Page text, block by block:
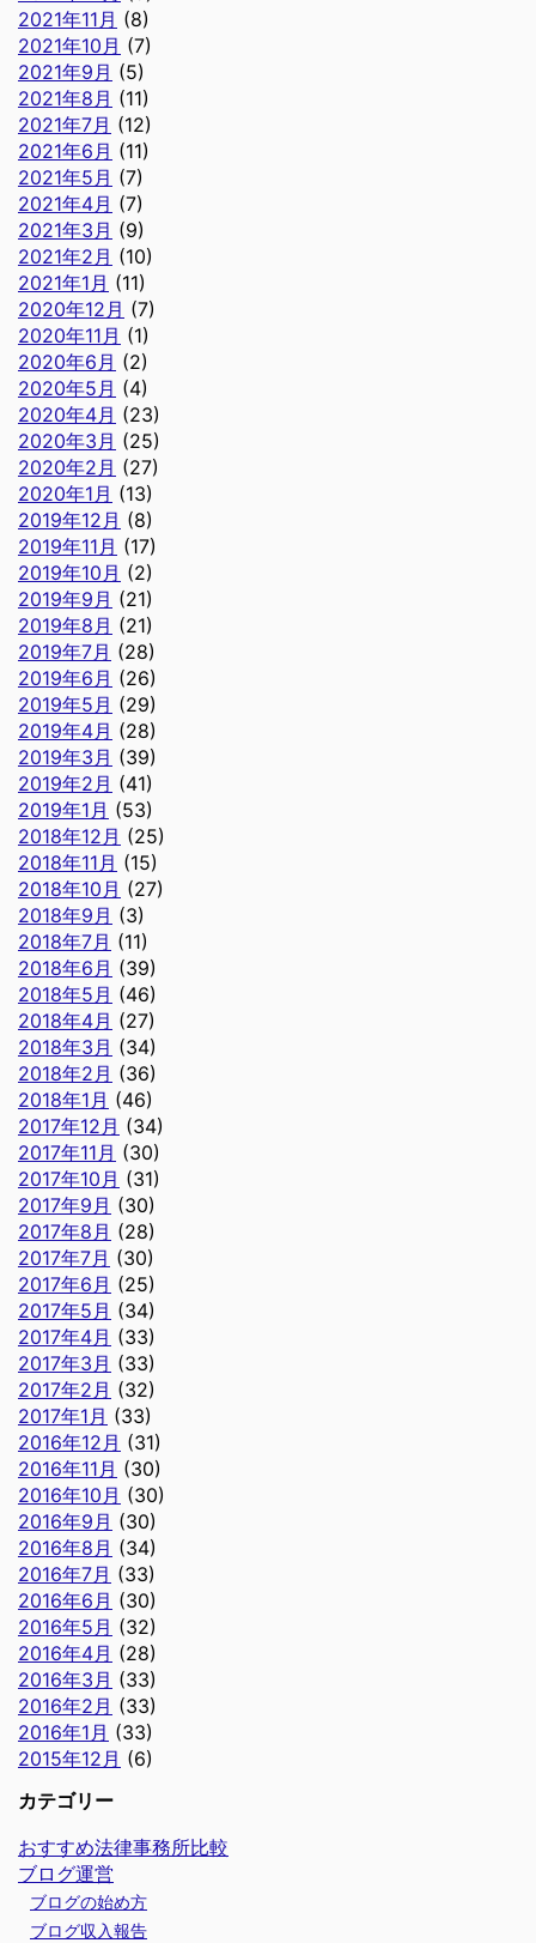
2021年11月 (8)
2021年10月 (7)
2021年9月 (5)
2021年8月 (11)
2021年7月 (12)
2021年6月 (11)
2021年5月 (7)
2021年4月 (7)
2021年3月 (9)
2021年2月 (10)
2021年1月 (11)
2020年12月 (7)
2020年11月 (1)
2020年6月 (2)
2020年5月 (4)
2020年4月 (23)
2020年3月 (25)
2020年2月 (27)
2020年1月 (13)
2019年12月 (8)
2019年11月 (17)
2019年10月 (2)
2019年9月 (21)
2019年8月 (21)
2019年7月 (28)
2019年6月 (26)
2019年5月 (29)
2019年4月 (28)
2019年3月 (39)
2019年2月 (41)
2019年1月 (53)
2018年12月 (25)
2018年11月 (15)
2018年10月 (27)
2018年9月 (3)
2018年7月 (11)
2018年6月 (39)
2018年5月 (46)
2018年4月 (27)
2018年3月 (34)
2018年2月 (36)
2018年1月 (46)
2017年12月 (34)
2017年11月 (30)
2017年10月 (31)
2017年9月 (30)
2017年8月 (28)
2017年7月 (30)
2017年6月 (25)
2017年5月 (34)
2017年4月 (33)
2017年3月 (33)
2017年2月 (32)
2017年1月 (33)
2016年12月 (31)
2016年11月 (30)
2016年10月 (30)
2016年9月 (30)
2016年8月 (34)
2016年7月 (33)
2016年6月 (30)
2016年5月 (32)
2016年4月 (28)
2016年3月 (33)
2016年2月 (33)
2016年1月 (33)
2015年12月 (6)
カテゴリー
おすすめ法律事務所比較
ブログ運営
ブログの始め方
ブログ収入報告